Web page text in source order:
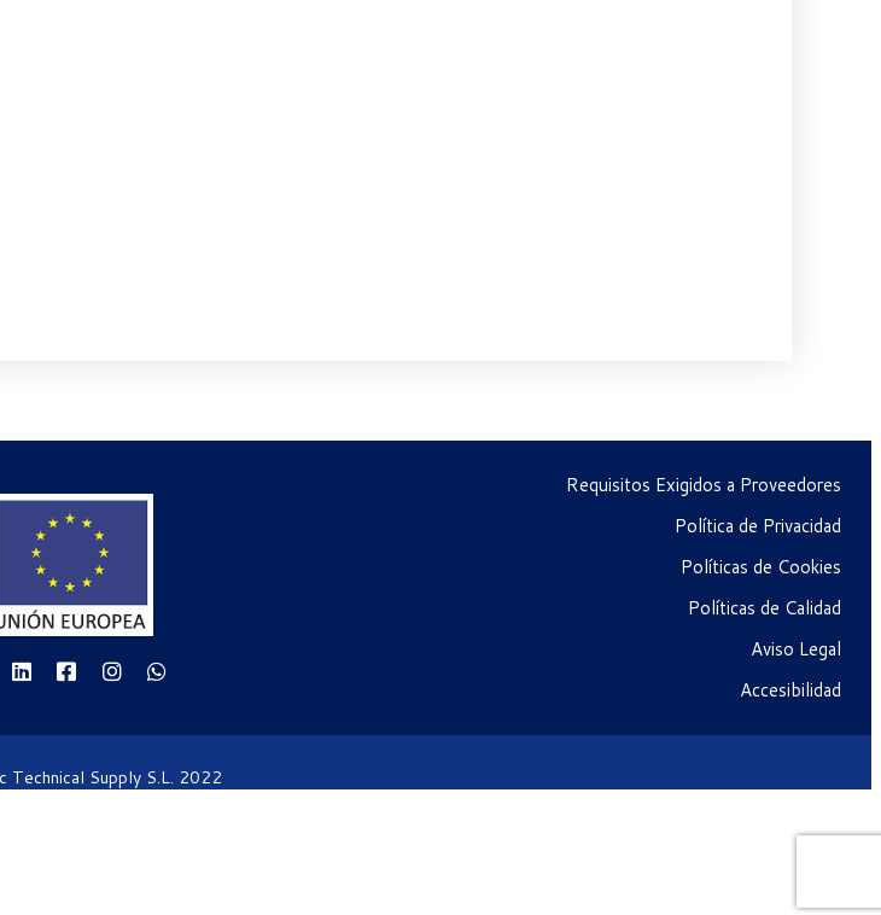
Requisitos Exigidos a Proveedores
Política de Privacidad
Políticas de Cookies
Políticas de Calidad
Aviso Legal
Accesibilidad
Technical Supply S.L. 2022